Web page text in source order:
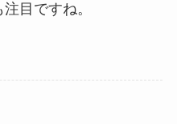
目ですね。